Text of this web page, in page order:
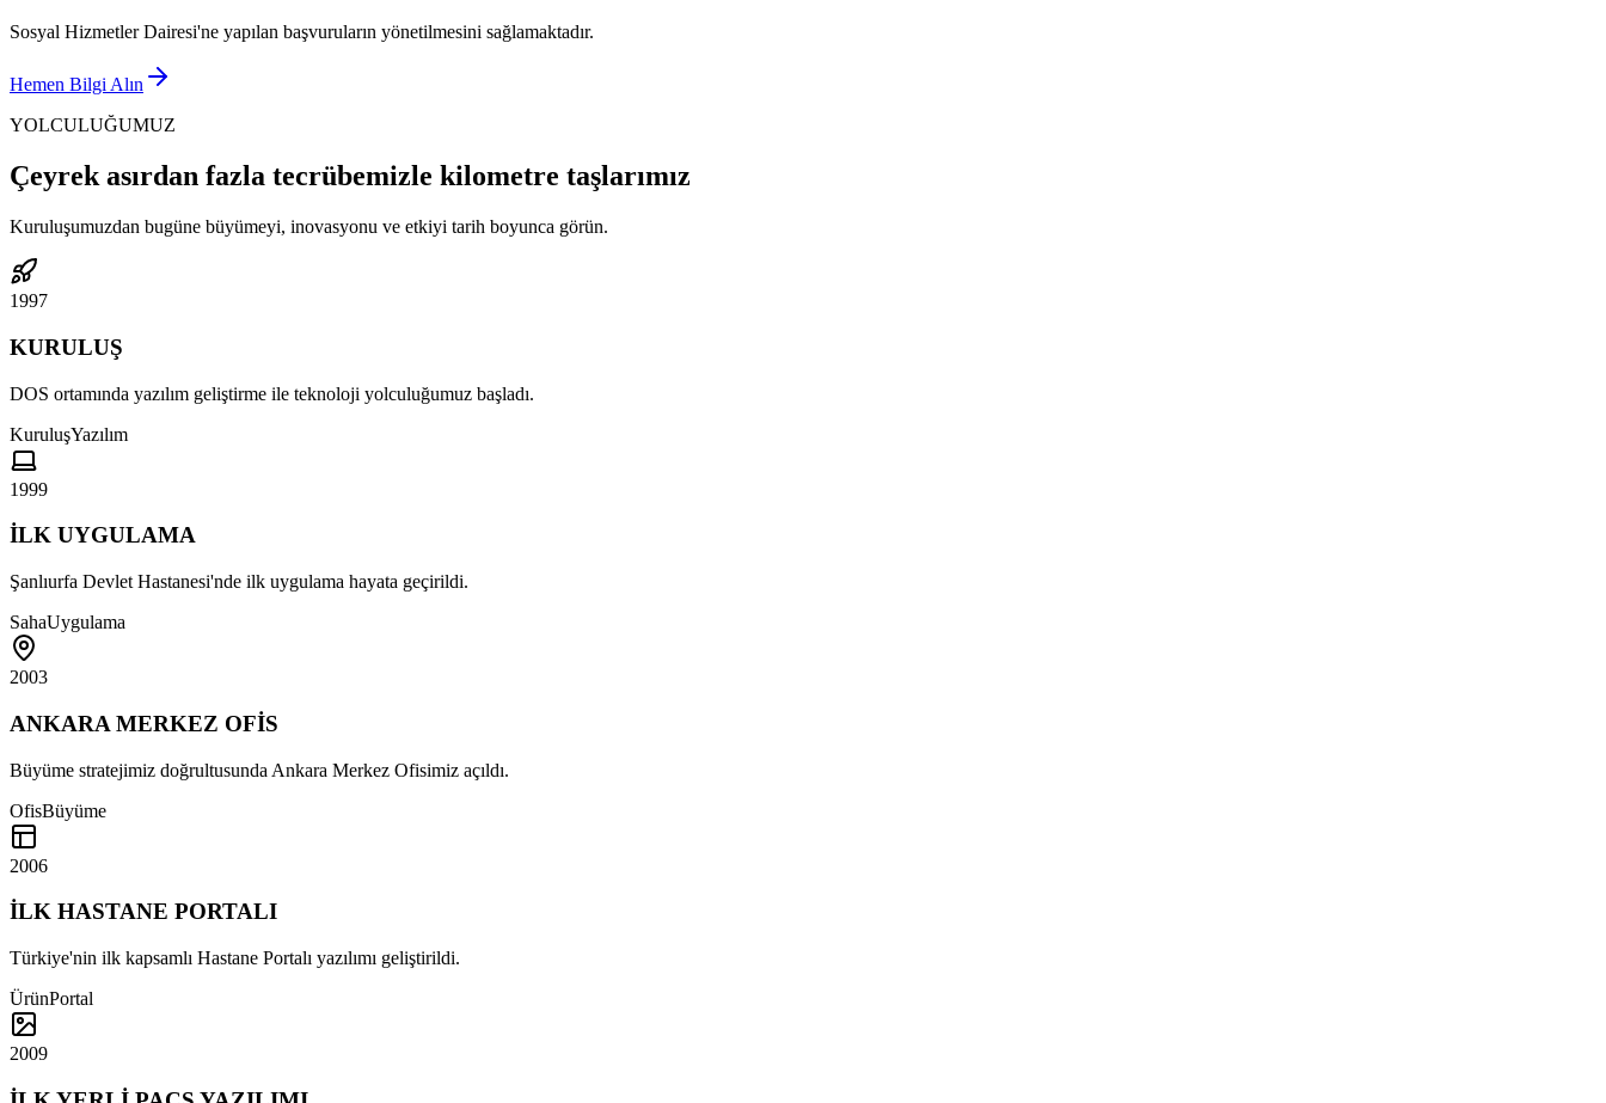
Sosyal Hizmetler Dairesi'ne yapılan başvuruların yönetilmesini sağlamaktadır.
Hemen Bilgi Alın
YOLCULUĞUMUZ
Çeyrek asırdan fazla tecrübemizle kilometre taşlarımız
Kuruluşumuzdan bugüne büyümeyi, inovasyonu ve etkiyi tarih boyunca görün.
1997
KURULUŞ
DOS ortamında yazılım geliştirme ile teknoloji yolculuğumuz başladı.
KuruluşYazılım
1999
İLK UYGULAMA
Şanlıurfa Devlet Hastanesi'nde ilk uygulama hayata geçirildi.
SahaUygulama
2003
ANKARA MERKEZ OFİS
Büyüme stratejimiz doğrultusunda Ankara Merkez Ofisimiz açıldı.
OfisBüyüme
2006
İLK HASTANE PORTALI
Türkiye'nin ilk kapsamlı Hastane Portalı yazılımı geliştirildi.
ÜrünPortal
2009